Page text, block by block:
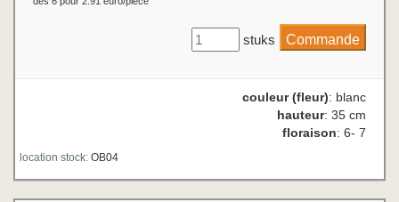
stuks
couleur (fleur): blanc
hauteur: 35 cm
floraison: 6- 7
location stock: OB04